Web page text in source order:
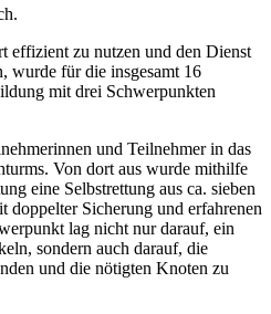
effizient zu nutzen und den Dienst
wurde für die insgesamt 16
mit drei Schwerpunkten
und Teilnehmer in das
Von dort aus wurde mithilfe
eine Selbstrettung aus ca. sieben
doppelter Sicherung und erfahrenen
lag nicht nur darauf, ein
sondern auch darauf, die
und die nötigten Knoten zu